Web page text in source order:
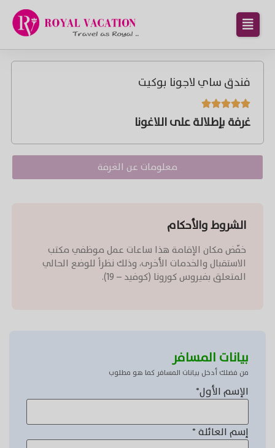
فندق ساي لاجونا بوكيت





غرفة بإطلالة على اللاغونا
معلومات عن الغرفة
الشروط والأحكام
خفّض مكان الإقامة هذا ساعات عمل موظفي مكتب
الاستقبال والخدمات الأخرى، وذلك نظراً للوضع الحالي
المتعلق بفيروس كورونا (كوفيد – 19).
بيانات المسافر
من فضلك أدخل بيانات المسافر كما هو مطلوب
الإسم الأول*
إسم العائلة*